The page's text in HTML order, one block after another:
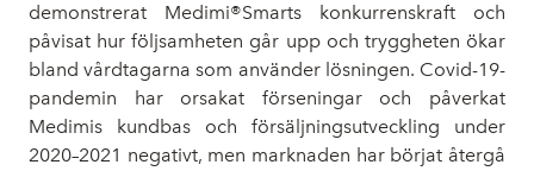
demonstrerat Medimi®Smarts konkurrenskraft och
påvisat hur följsamheten går upp och tryggheten ökar
bland vårdtagarna som använder lösningen. Covid-19-
pandemin har orsakat förseningar och påverkat
Medimis kundbas och försäljningsutveckling under
2020–2021 negativt, men marknaden har börjat återgå